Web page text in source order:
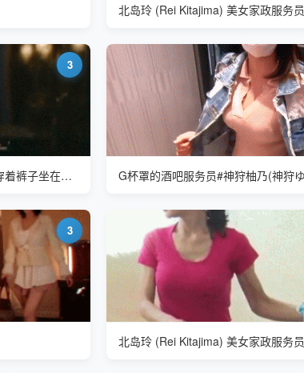
北岛玲 (Rei Kitajima) 美女家政服务员
3
《大骗子克鲁尔的自白》电梯服务员穿着裤子坐在马桶上和富婆交流
3
北岛玲 (Rei Kitajima) 美女家政服务员